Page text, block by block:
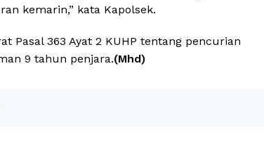
kemarin,” kata Kapolsek.
Pasal 363 Ayat 2 KUHP tentang pencurian
9 tahun penjara.(Mhd)